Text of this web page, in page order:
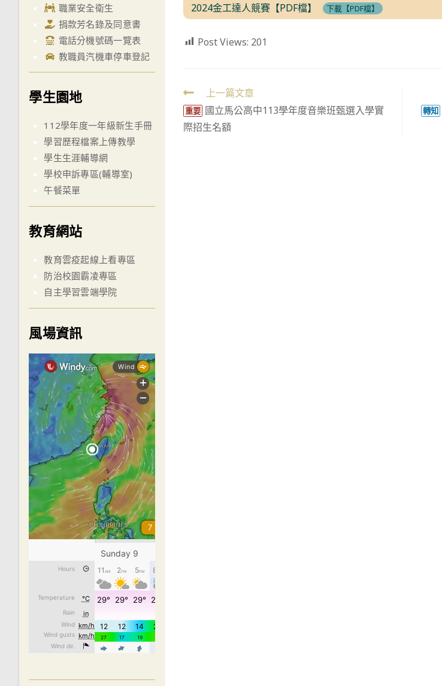
2024金工達人競賽【PDF檔】 下載【PDF檔】
Post Views: 201
Read
more
articles
上一篇文章
重要 國立馬公高中113學年度音樂班甄選入學實
際招生名額
轉知
職業安全衛生
捐款芳名錄及同意書
電話分機號碼一覽表
教職員汽機車停車登記
學生園地
112學年度一年級新生手冊
學習歷程檔案上傳教學
學生生涯輔導網
學校申訴專區(輔導室)
午餐菜單
教育網站
教育雲疫起線上看專區
防治校園霸凌專區
自主學習雲端學院
風場資訊